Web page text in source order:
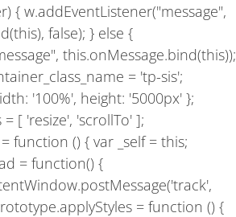
{ w.addEventListener("message",
false); } else {
this.onMessage.bind(this));
= 'tp-sis';
'100%', height: '5000px' };
[ 'resize', 'scrollTo' ];
function () { var _self = this;
= function() {
= function () {